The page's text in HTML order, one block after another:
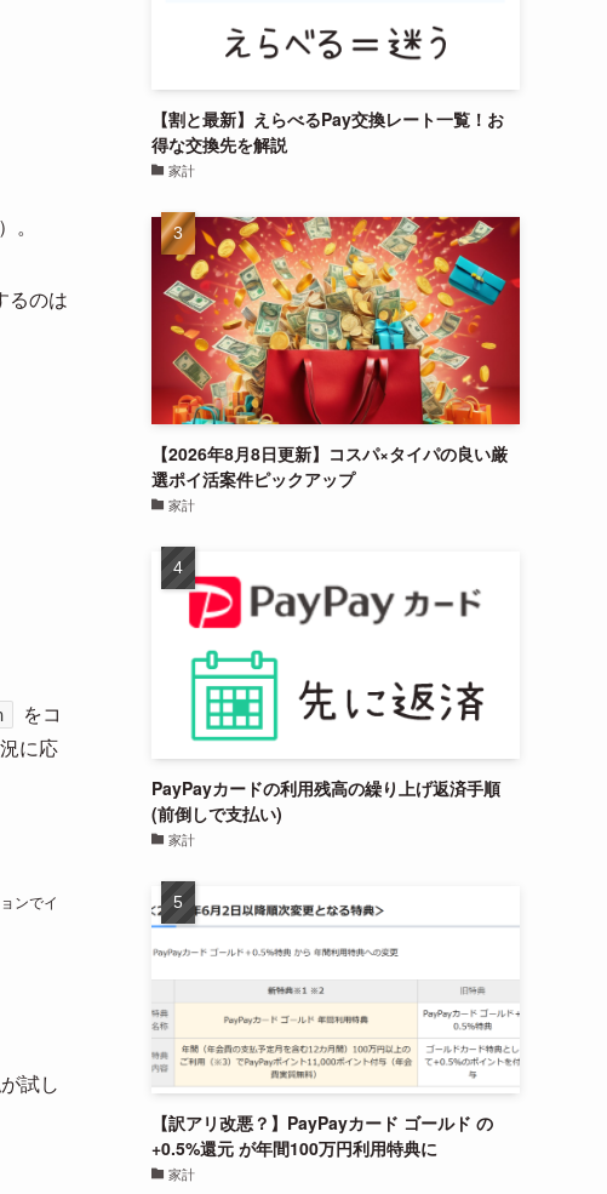
るのは
をコ
に応
ンでイ
試し
【割と最新】えらべるPay交換レート一覧！お
得な交換先を解説
家計
【2026年8月8日更新】コスパ×タイパの良い厳
選ポイ活案件ピックアップ
家計
PayPayカードの利用残高の繰り上げ返済手順
(前倒しで支払い)
家計
【訳アリ改悪？】PayPayカード ゴールド の
+0.5%還元 が年間100万円利用特典に
家計